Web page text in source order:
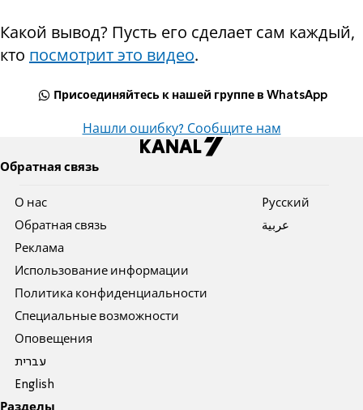
Какой вывод? Пусть его сделает сам каждый,
кто посмотрит это видео.
Присоединяйтесь к нашей группе в WhatsApp
Нашли ошибку? Сообщите нам
Обратная связь
О нас
Обратная связь
Реклама
Использование информации
Политика конфиденциальности
Специальные возможности
Оповещения
עברית
English
Pусский
عربية
Разделы